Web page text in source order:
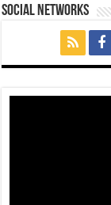
social networks